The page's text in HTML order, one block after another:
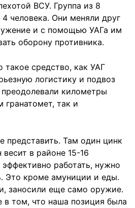
ВСУ. Группа из 8
4 человека. Они меняли друг
и с помощью УАГа им
оборону противника.
такое средство, как УАГ
логистику и подвоз
километры
гранатомет, так и
представить. Там один цинк
в районе 15-16
работать, нужно
Это кроме амуниции и еды.
заносили еще само оружие.
том, что наша позиция была